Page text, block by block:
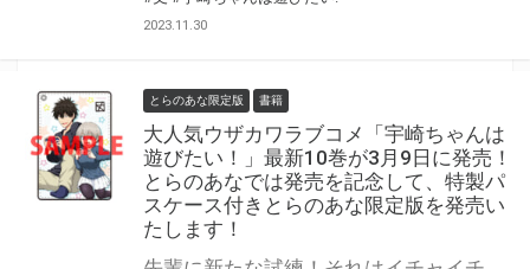
2023.11.30
とらのあな限定版 書籍
大人気ウザカワラブコメ「宇崎ちゃんは
遊びたい！」最新10巻が3月9日に発売！
とらのあなでは発売を記念して、特製パ
スケース付きとらのあな限定版を発売い
たします！